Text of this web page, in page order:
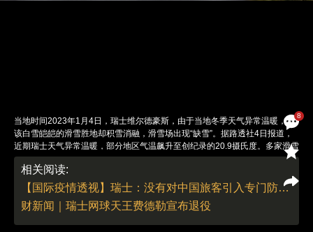
8
当地时间2023年1月4日，瑞士维尔德豪斯，由于当地冬季天气异常温暖，本
该白雪皑皑的滑雪胜地却积雪消融，滑雪场出现“缺雪”。据路透社4日报道，
近期瑞士天气异常温暖，部分地区气温飙升至创纪录的20.9摄氏度。多家滑雪
场因此受到严重影响，还有一些滑雪场被迫关闭。图：Gian Ehrenzeller/IC
photo
责任编辑：曹艳 | 版面编辑：曹艳
相关阅读:
【国际疫情透视】瑞士：没有对中国旅客引入专门防疫措施的计划（1月1日）
财新闻｜瑞士网球天王费德勒宣布退役